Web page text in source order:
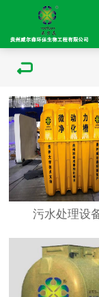
污水处理设